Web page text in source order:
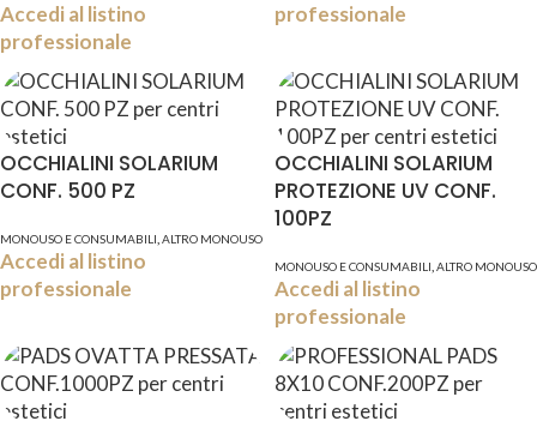
Accedi al listino
professionale
professionale
OCCHIALINI SOLARIUM
CONF. 500 PZ
MONOUSO E CONSUMABILI ALTRO MONOUSO
Accedi al listino
professionale
OCCHIALINI SOLARIUM
PROTEZIONE UV CONF.
100PZ
MONOUSO E CONSUMABILI ALTRO MONOUSO
Accedi al listino
professionale